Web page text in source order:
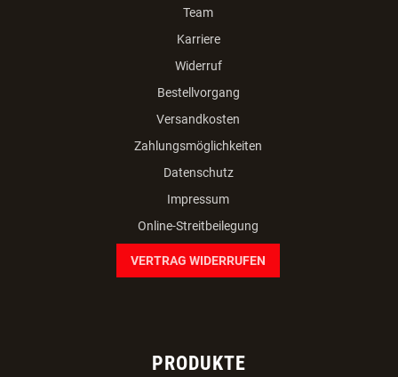
Team
Karriere
Widerruf
Bestellvorgang
Versandkosten
Zahlungsmöglichkeiten
Datenschutz
Impressum
Online-Streitbeilegung
VERTRAG WIDERRUFEN
PRODUKTE